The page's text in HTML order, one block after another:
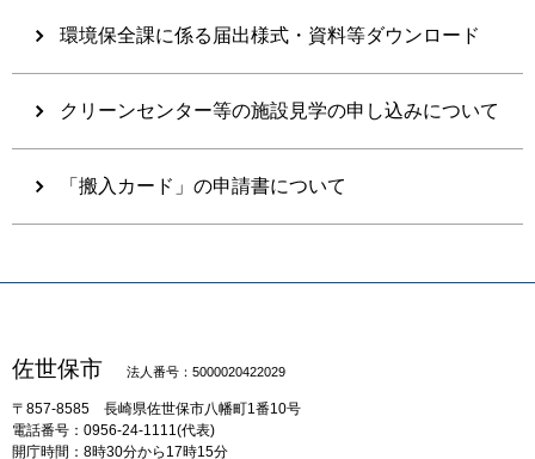
環境保全課に係る届出様式・資料等ダウンロード
クリーンセンター等の施設見学の申し込みについて
「搬入カード」の申請書について
佐世保市 法人番号：5000020422029
〒857-8585 長崎県佐世保市八幡町1番10号
電話番号：0956-24-1111(代表)
開庁時間：8時30分から17時15分